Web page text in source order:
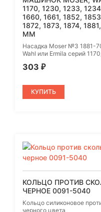
1170, 1230, 1233,
1660, 1661, 1852,
1872, 1873, 1874,
ММ
Насадка Moser №3 1881-
Wahl или Ermila серий
303 ₽
КУПИТЬ
КОЛЬЦО ПРОТИВ
ЧЕРНОЕ 0091-5040
Кольцо силиконовое
черного цвета